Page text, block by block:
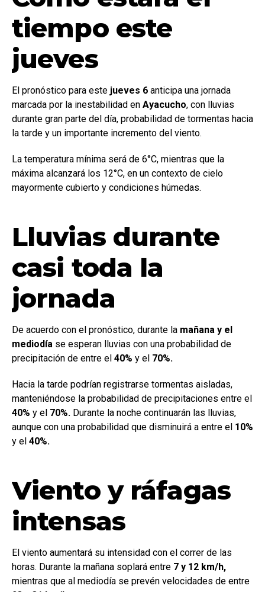
tiempo este
jueves
El pronóstico para este jueves 6 anticipa una jornada
marcada por la inestabilidad en Ayacucho, con lluvias
durante gran parte del día, probabilidad de tormentas hacia
la tarde y un importante incremento del viento.
La temperatura mínima será de 6°C, mientras que la
máxima alcanzará los 12°C, en un contexto de cielo
mayormente cubierto y condiciones húmedas.
Lluvias durante
casi toda la
jornada
De acuerdo con el pronóstico, durante la mañana y el
mediodía se esperan lluvias con una probabilidad de
precipitación de entre el 40% y el 70%.
Hacia la tarde podrían registrarse tormentas aisladas,
manteniéndose la probabilidad de precipitaciones entre el
40% y el 70%. Durante la noche continuarán las lluvias,
aunque con una probabilidad que disminuirá a entre el 10%
y el 40%.
Viento y ráfagas
intensas
El viento aumentará su intensidad con el correr de las
horas. Durante la mañana soplará entre 7 y 12 km/h,
mientras que al mediodía se prevén velocidades de entre